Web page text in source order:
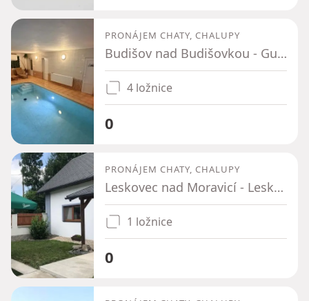
PRONÁJEM CHATY, CHALUPY
Budišov nad Budišovkou - Guntramovice, Moravskoslezský kraj
4 ložnice
0
PRONÁJEM CHATY, CHALUPY
Leskovec nad Moravicí - Leskovec nad Moravicí, Moravskoslezský kraj
1 ložnice
0